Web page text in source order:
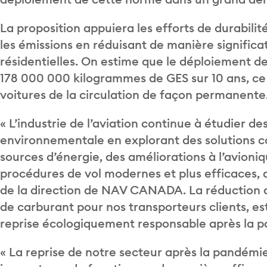
La proposition appuiera les efforts de
les émissions en réduisant de manière
résidentielles. On estime que le déploiement
178 000 000 kilogrammes de GES sur 10 ans,
voitures de la circulation de façon
« L’industrie de l’aviation continue à étudier
environnementale en explorant des solutions
sources d’énergie, des améliorations à
procédures de vol modernes et plus
de la direction de NAV CANADA. La réduction
de carburant pour nos transporteurs clients,
reprise écologiquement responsable après la
« La reprise de notre secteur après la